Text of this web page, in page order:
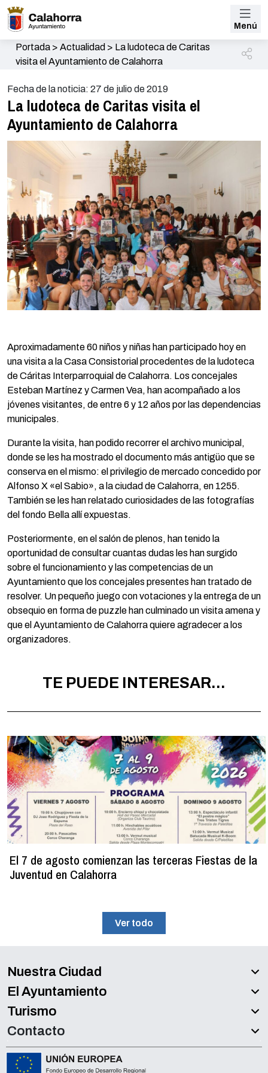
Menú
Portada> Actualidad > La ludoteca de Caritas
visita el Ayuntamiento de Calahorra
Fecha de la noticia: 27 de julio de 2019
La ludoteca de Caritas visita el
Ayuntamiento de Calahorra
Aproximadamente 60 niños y niñas han participado hoy en
una visita a la Casa Consistorial procedentes de la ludoteca
de Cáritas Interparroquial de Calahorra. Los concejales
Esteban Martínez y Carmen Vea, han acompañado a los
jóvenes visitantes, de entre 6 y 12 años por las dependencias
municipales.
Durante la visita, han podido recorrer el archivo municipal,
donde se les ha mostrado el documento más antigüo que se
conserva en el mismo: el privilegio de mercado concedido por
Alfonso X «el Sabio», a la ciudad de Calahorra, en 1255.
También se les han relatado curiosidades de las fotografías
del fondo Bella allí expuestas.
Posteriormente, en el salón de plenos, han tenido la
oportunidad de consultar cuantas dudas les han surgido
sobre el funcionamiento y las competencias de un
Ayuntamiento que los concejales presentes han tratado de
resolver. Un pequeño juego con votaciones y la entrega de un
obsequio en forma de puzzle han culminado un visita amena y
que el Ayuntamiento de Calahorra quiere agradecer a los
organizadores.
TE PUEDE INTERESAR...
El 7 de agosto comienzan las terceras Fiestas de la
Juventud en Calahorra
Ver todo
Nuestra Ciudad
El Ayuntamiento
Turismo
Contacto